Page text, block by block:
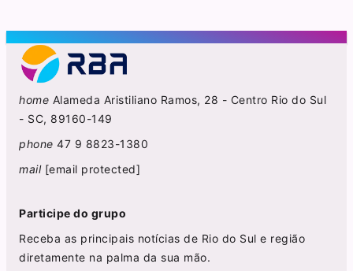
home Alameda Aristiliano Ramos, 28 - Centro Rio do Sul
- SC, 89160-149
phone 47 9 8823-1380
mail [email protected]
Participe do grupo
Receba as principais notícias de Rio do Sul e região
diretamente na palma da sua mão.